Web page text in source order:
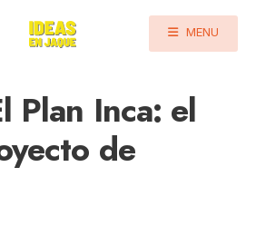
MENU
Plan Inca: el
de